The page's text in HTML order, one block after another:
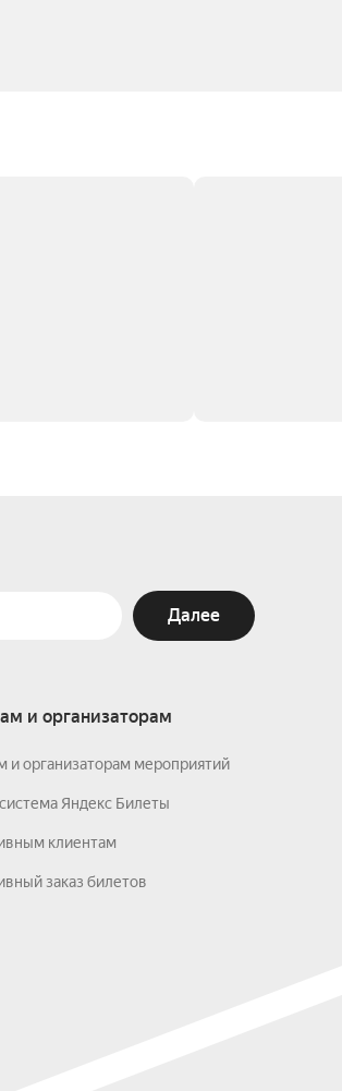
Далее
и организаторам
и организаторам мероприятий
Яндекс Билеты
клиентам
заказ билетов